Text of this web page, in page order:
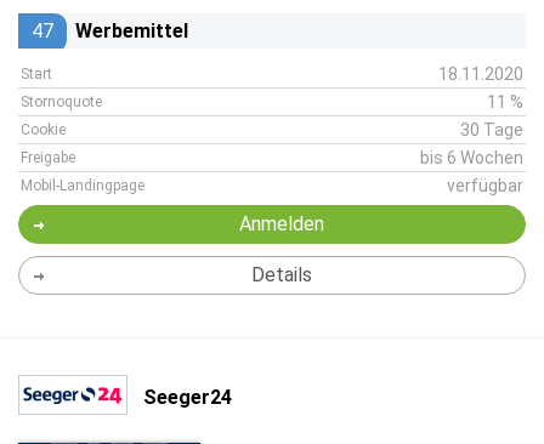
47 Werbemittel
Start 18.11.2020
Stornoquote 11 %
Cookie 30 Tage
Freigabe bis 6 Wochen
Mobil-Landingpage verfügbar
Anmelden
Details
Seeger24